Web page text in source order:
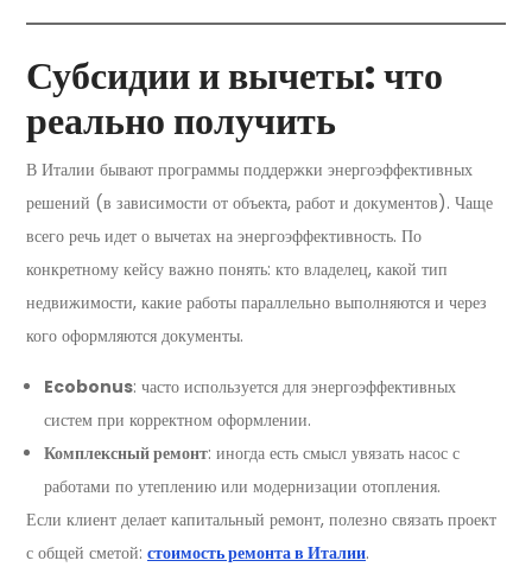
Субсидии и вычеты: что
реально получить
В Италии бывают программы поддержки энергоэффективных
решений (в зависимости от объекта, работ и документов). Чаще
всего речь идет о вычетах на энергоэффективность. По
конкретному кейсу важно понять: кто владелец, какой тип
недвижимости, какие работы параллельно выполняются и через
кого оформляются документы.
Ecobonus: часто используется для энергоэффективных
систем при корректном оформлении.
Комплексный ремонт: иногда есть смысл увязать насос с
работами по утеплению или модернизации отопления.
Если клиент делает капитальный ремонт, полезно связать проект
с общей сметой: стоимость ремонта в Италии.